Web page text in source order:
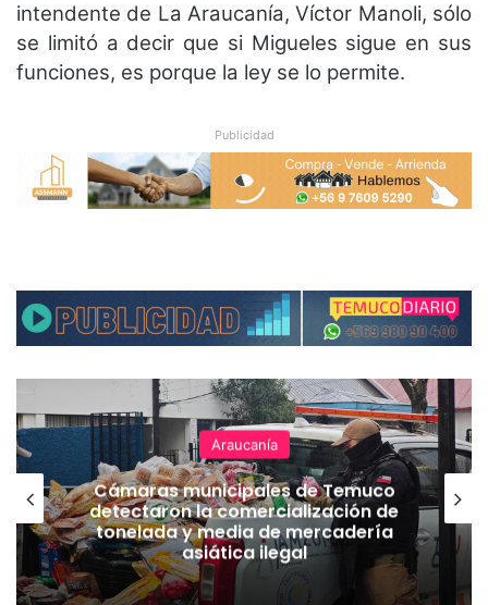
intendente de La Araucanía, Víctor Manoli, sólo
se limitó a decir que si Migueles sigue en sus
funciones, es porque la ley se lo permite.
Publicidad
Araucanía
Cámaras municipales de Temuco
detectaron la comercialización de
tonelada y media de mercadería
asiática ilegal